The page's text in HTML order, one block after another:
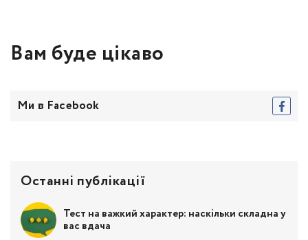
Вам буде цікаво
Ми в Facebook
Останні публікації
Тест на важкий характер: наскільки складна у
вас вдача